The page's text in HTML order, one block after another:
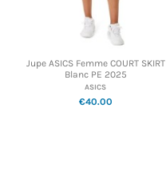
Jupe ASICS Femme COURT SKIRT
Blanc PE 2025
ASICS
€40.00